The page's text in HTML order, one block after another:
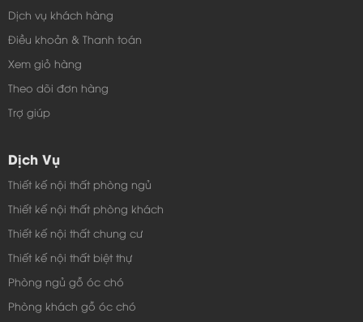
Dịch vụ khách hàng
Điều khoản & Thanh toán
Xem giỏ hàng
Theo dõi đơn hàng
Trợ giúp
Dịch Vụ
Thiết kế nội thất phòng ngủ
Thiết kế nội thất phòng khách
Thiết kế nội thất chung cư
Thiết kế nội thất biệt thự
Phòng ngủ gỗ óc chó
Phòng khách gỗ óc chó